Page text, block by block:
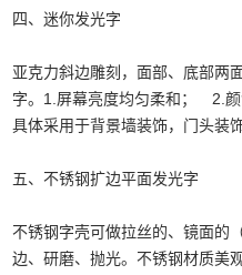
四、迷你发光字
亚克力斜边雕刻，面部、底部两
字。1.屏幕亮度均匀柔和； 2.颜
具体采用于背景墙装饰，门头装
五、不锈钢扩边平面发光字
不锈钢字壳可做拉丝的、镜面的
边、研磨、抛光。不锈钢材质美